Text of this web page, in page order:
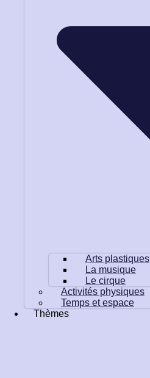
Arts plastiques
La musique
Le cirque
Activités physiques
Temps et espace
Thèmes